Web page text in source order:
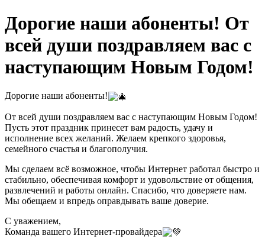
Дорогие наши абоненты! От
всей души поздравляем вас с
наступающим Новым Годом!
Дорогие наши абоненты!
От всей души поздравляем вас с наступающим Новым Годом!
Пусть этот праздник принесет вам радость, удачу и
исполнение всех желаний. Желаем крепкого здоровья,
семейного счастья и благополучия.
Мы сделаем всё возможное, чтобы Интернет работал быстро и
стабильно, обеспечивая комфорт и удовольствие от общения,
развлечений и работы онлайн. Спасибо, что доверяете нам.
Мы обещаем и впредь оправдывать ваше доверие.
С уважением,
Команда вашего Интернет-провайдера